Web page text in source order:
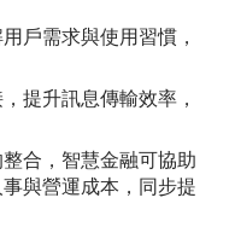
戶需求與使用習慣，
提升訊息傳輸效率，
合，智慧金融可協助
與營運成本，同步提